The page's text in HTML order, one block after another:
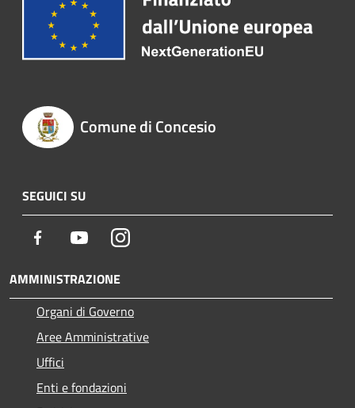
Comune di Concesio
SEGUICI SU
Facebook YoutubeInstagram
AMMINISTRAZIONE
Organi di Governo
Aree Amministrative
Uffici
Enti e fondazioni